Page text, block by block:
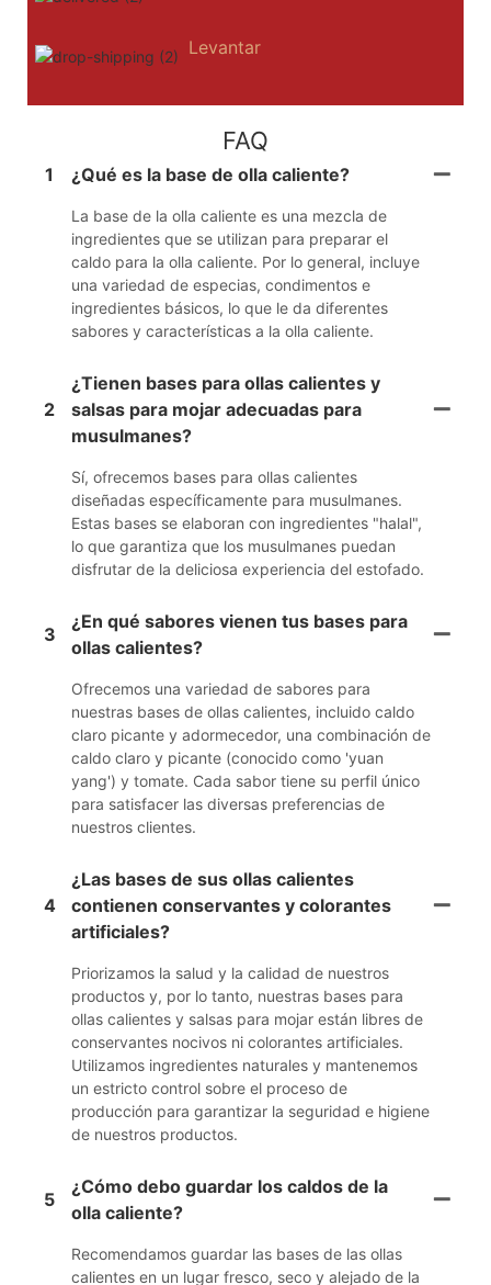
Levantar
FAQ
1 ¿Qué es la base de olla caliente?
La base de la olla caliente es una mezcla de
ingredientes que se utilizan para preparar el
caldo para la olla caliente. Por lo general, incluye
una variedad de especias, condimentos e
ingredientes básicos, lo que le da diferentes
sabores y características a la olla caliente.
2
¿Tienen bases para ollas calientes y
salsas para mojar adecuadas para
musulmanes?
Sí, ofrecemos bases para ollas calientes
diseñadas específicamente para musulmanes.
Estas bases se elaboran con ingredientes "halal",
lo que garantiza que los musulmanes puedan
disfrutar de la deliciosa experiencia del estofado.
3
¿En qué sabores vienen tus bases para
ollas calientes?
Ofrecemos una variedad de sabores para
nuestras bases de ollas calientes, incluido caldo
claro picante y adormecedor, una combinación de
caldo claro y picante (conocido como 'yuan
yang') y tomate. Cada sabor tiene su perfil único
para satisfacer las diversas preferencias de
nuestros clientes.
4
¿Las bases de sus ollas calientes
contienen conservantes y colorantes
artificiales?
Priorizamos la salud y la calidad de nuestros
productos y, por lo tanto, nuestras bases para
ollas calientes y salsas para mojar están libres de
conservantes nocivos ni colorantes artificiales.
Utilizamos ingredientes naturales y mantenemos
un estricto control sobre el proceso de
producción para garantizar la seguridad e higiene
de nuestros productos.
5
¿Cómo debo guardar los caldos de la
olla caliente?
Recomendamos guardar las bases de las ollas
calientes en un lugar fresco, seco y alejado de la